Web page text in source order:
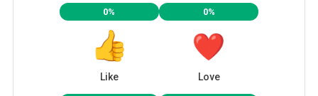
0%
Like
0%
Love